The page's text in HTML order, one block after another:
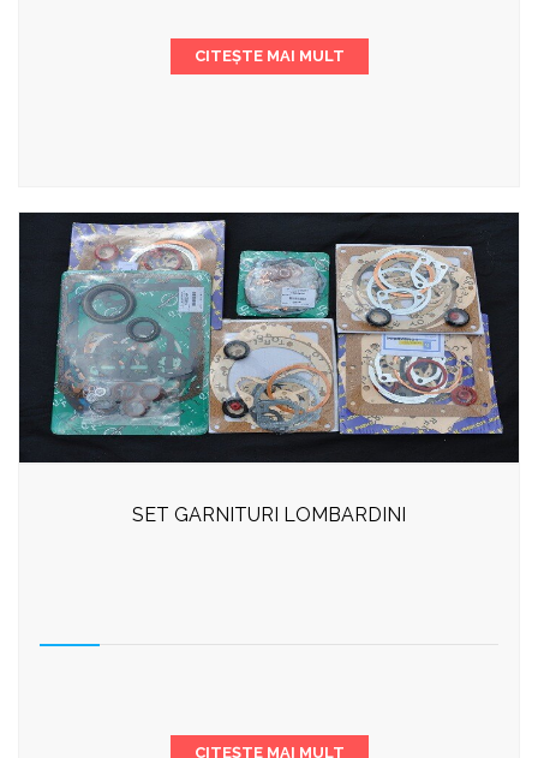
CITEȘTE MAI MULT
SET GARNITURI LOMBARDINI
CITEȘTE MAI MULT